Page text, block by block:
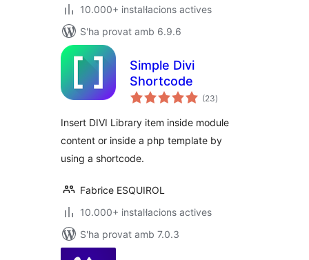
10.000+ instal·lacions actives
S'ha provat amb 6.9.6
Simple Divi
Shortcode
(23puntuacions
totals
)
Insert DIVI Library item inside module
content or inside a php template by
using a shortcode.
Fabrice ESQUIROL
10.000+ instal·lacions actives
S'ha provat amb 7.0.3